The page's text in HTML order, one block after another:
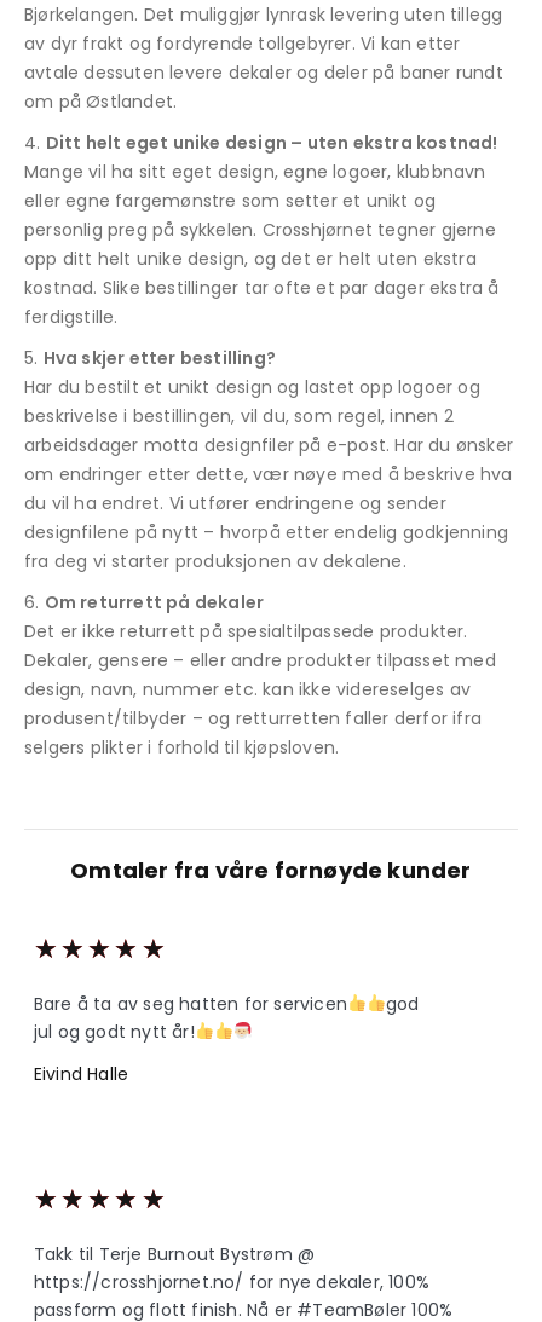
Bjørkelangen. Det muliggjør lynrask levering uten tillegg
av dyr frakt og fordyrende tollgebyrer. Vi kan etter
avtale dessuten levere dekaler og deler på baner rundt
om på Østlandet.
Ditt helt eget unike design – uten ekstra kostnad!
Mange vil ha sitt eget design, egne logoer, klubbnavn
eller egne fargemønstre som setter et unikt og
personlig preg på sykkelen. Crosshjørnet tegner gjerne
opp ditt helt unike design, og det er helt uten ekstra
kostnad. Slike bestillinger tar ofte et par dager ekstra å
ferdigstille.
Hva skjer etter bestilling?
Har du bestilt et unikt design og lastet opp logoer og
beskrivelse i bestillingen, vil du, som regel, innen 2
arbeidsdager motta designfiler på e-post. Har du ønsker
om endringer etter dette, vær nøye med å beskrive hva
du vil ha endret. Vi utfører endringene og sender
designfilene på nytt – hvorpå etter endelig godkjenning
fra deg vi starter produksjonen av dekalene.
Om returrett på dekaler
Det er ikke returrett på spesialtilpassede produkter.
Dekaler, gensere – eller andre produkter tilpasset med
design, navn, nummer etc. kan ikke videreselges av
produsent/tilbyder – og retturretten faller derfor ifra
selgers plikter i forhold til kjøpsloven.
Omtaler fra våre fornøyde kunder
★ ★ ★ ★ ★
Bare å ta av seg hatten for servicen
god
jul og godt nytt år!
Eivind Halle
★ ★ ★ ★ ★
Takk til Terje Burnout Bystrøm @
https://crosshjornet.no/ for nye dekaler, 100%
passform og flott finish. Nå er #TeamBøler 100%